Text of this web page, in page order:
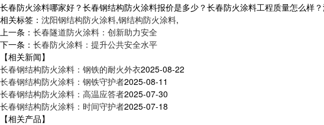
长春防火涂料哪家好？长春钢结构防火涂料报价是多少？长春防火涂料工程质量怎么
相关标签： 沈阳钢结构防火涂料,钢结构防火涂料,
上一条： 长春隧道防火涂料：创新助力安全
下一条： 长春防火涂料：提升公共安全水平
【相关新闻】
长春钢结构防火涂料：钢铁的耐火外衣2025-08-22
长春钢结构防火涂料：钢铁守护者2025-08-11
长春钢结构防火涂料：高温应答者2025-07-30
长春钢结构防火涂料：时间守护者2025-07-18
【相关产品】